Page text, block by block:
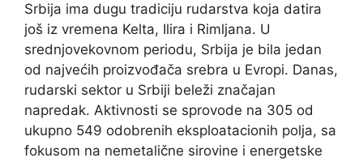
Srbija ima dugu tradiciju rudarstva koja datira
još iz vremena Kelta, Ilira i Rimljana. U
srednjovekovnom periodu, Srbija je bila jedan
od najvećih proizvođača srebra u Evropi. Danas,
rudarski sektor u Srbiji beleži značajan
napredak. Aktivnosti se sprovode na 305 od
ukupno 549 odobrenih eksploatacionih polja, sa
fokusom na nemetalične sirovine i energetske